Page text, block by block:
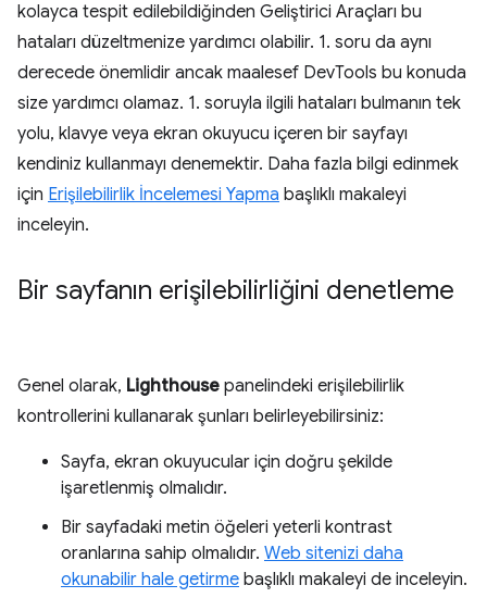
kolayca tespit edilebildiğinden Geliştirici Araçları bu
hataları düzeltmenize yardımcı olabilir. 1. soru da aynı
derecede önemlidir ancak maalesef DevTools bu konuda
size yardımcı olamaz. 1. soruyla ilgili hataları bulmanın tek
yolu, klavye veya ekran okuyucu içeren bir sayfayı
kendiniz kullanmayı denemektir. Daha fazla bilgi edinmek
için Erişilebilirlik İncelemesi Yapma başlıklı makaleyi
inceleyin.
Bir sayfanın erişilebilirliğini denetleme
Genel olarak, Lighthouse panelindeki erişilebilirlik
kontrollerini kullanarak şunları belirleyebilirsiniz:
Sayfa, ekran okuyucular için doğru şekilde
işaretlenmiş olmalıdır.
Bir sayfadaki metin öğeleri yeterli kontrast
oranlarına sahip olmalıdır. Web sitenizi daha
okunabilir hale getirme başlıklı makaleyi de inceleyin.